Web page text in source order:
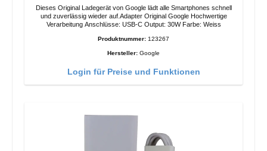
Dieses Original Ladegerät von Google lädt alle Smartphones schnell
und zuverlässig wieder auf.Adapter Original Google Hochwertige
Verarbeitung Anschlüsse: USB-C Output: 30W Farbe: Weiss
Produktnummer: 123267
Hersteller: Google
Login für Preise und Funktionen